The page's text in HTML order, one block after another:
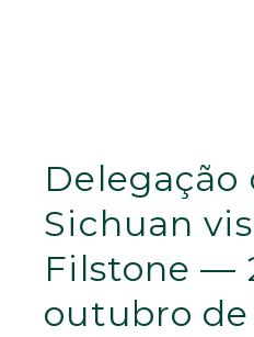
Delegação
Sichuan
Filstone —
outubro